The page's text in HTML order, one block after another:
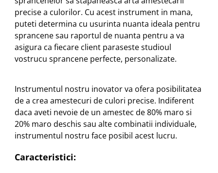
Cap manechin par natural
Trepiede cap manechin
Foarfece de tuns
Foarfece de filat
precise a culorilor. Cu acest instrument in mana,
puteti determina cu usurinta nuanta ideala pentru
sprancene sau raportul de nuanta pentru a va
asigura ca fiecare client paraseste studioul
vostrucu sprancene perfecte, personalizate.
Instrumentul nostru inovator va ofera posibilitatea
de a crea amestecuri de culori precise. Indiferent
daca aveti nevoie de un amestec de 80% maro si
20% maro deschis sau alte combinatii individuale,
instrumentul nostru face posibil acest lucru.
Caracteristici: